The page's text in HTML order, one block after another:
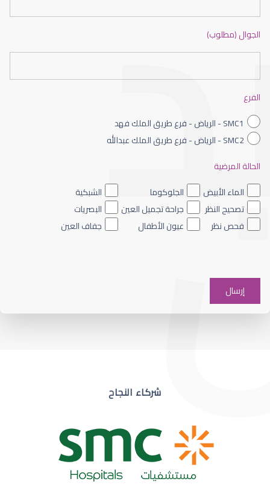
ضعف نظر الاطفال
ضعف نظر العين اليسرى
ضعف نظر مفاجئ
الجوال (مطلوب)
الفرع
SMC1 - الرياض - فرع طريق الملك فهد
SMC2 - الرياض - فرع طريق الملك عبدالله
الحالة المرضية
الماء الأبيض
الجلوكوما
الشبكية
تصحيح النظر
جراحة تجميل العين
البصريات
فحص نظر
عيون الأطفال جفاف العين
شركاء النجاح